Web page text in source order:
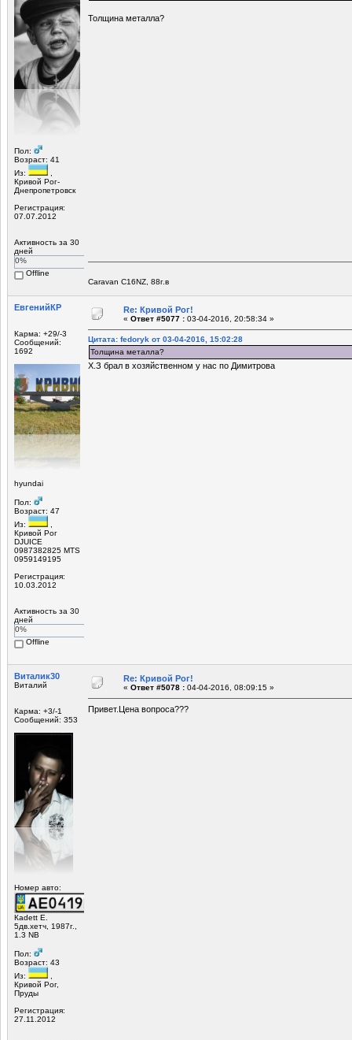
Пол:
Возраст: 41
Из:
Кривой Рог-
Днепропетровск
Регистрация:
07.07.2012
Активность за 30
дней
0%
Offline
Толщина металла?
Caravan C16NZ, 88г.в
ЕвгенийКР
Карма: +29/-3
Сообщений:
1692
hyundai
Пол:
Возраст: 47
Из:
Кривой Рог
DJUICE
0987382825 MTS
0959149195
Регистрация:
10.03.2012
Активность за 30
дней
0%
Offline
Re: Кривой Рог!
« Ответ #5077 : 03-04-2016, 20:58:34 »
Цитата: fedoryk от 03-04-2016, 15:02:28
Толщина металла?
Х.З брал в хозяйственном у нас по Димитрова
Виталик30
Виталий
Карма: +3/-1
Сообщений: 353
Номер авто:
Кadett Е.
5дв.хетч, 1987г.,
1.3 NB
Пол:
Возраст: 43
Из:
,
Кривой Рог,
Пруды
Регистрация:
27.11.2012
Re: Кривой Рог!
« Ответ #5078 : 04-04-2016, 08:09:15 »
Привет.Цена вопроса???